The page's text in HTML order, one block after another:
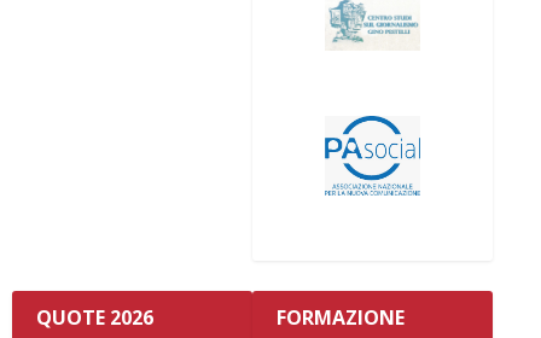
QUOTE 2026 FORMAZIONE